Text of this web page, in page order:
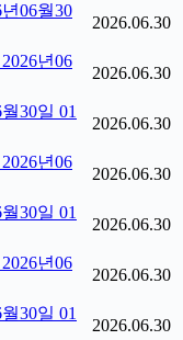
06월30
2026.06.30
년06
2026.06.30
30일 01
2026.06.30
년06
2026.06.30
30일 01
2026.06.30
년06
2026.06.30
30일 01
2026.06.30